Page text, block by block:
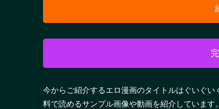
今からご紹介するエロ漫画のタイトルはぐいぐ
料で読めるサンプル画像や動画を紹介しています